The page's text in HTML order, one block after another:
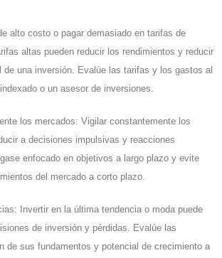
alto costo o pagar demasiado en tarifas de
altas pueden reducir los rendimientos y reducir
de una inversión. Evalúe las tarifas y los gastos al
o un asesor de inversiones.
los mercados: Vigilar constantemente los
a decisiones impulsivas y reacciones
enfocado en objetivos a largo plazo y evite
del mercado a corto plazo.
Invertir en la última tendencia o moda puede
de inversión y pérdidas. Evalúe las
de sus fundamentos y potencial de crecimiento a